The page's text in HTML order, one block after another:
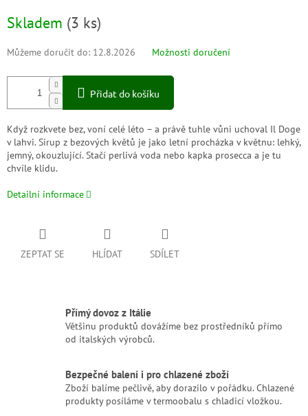
Skladem (3 ks)
Můžeme doručit do: 12.8.2026 Možnosti doručení
Přidat do košíku
Když rozkvete bez, voní celé léto – a právě tuhle vůni uchoval Il Doge
v lahvi. Sirup z bezových květů je jako letní procházka v květnu: lehký,
jemný, okouzlující. Stačí perlivá voda nebo kapka prosecca a je tu
chvíle klidu.
Detailní informace
ZEPTAT SE HLÍDAT SDÍLET
Přímý dovoz z Itálie
Většinu produktů dovážíme bez prostředníků přímo
od italských výrobců.
Bezpečné balení i pro chlazené zboží
Zboží balíme pečlivě, aby dorazilo v pořádku. Chlazené
produkty posíláme v termoobalu s chladicí vložkou.